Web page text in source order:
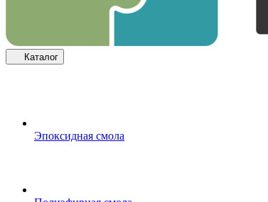
Каталог
Эпоксидная смола